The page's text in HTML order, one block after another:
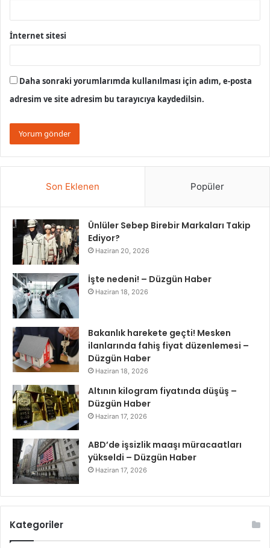
İnternet sitesi
Daha sonraki yorumlarımda kullanılması için adım, e-posta
adresim ve site adresim bu tarayıcıya kaydedilsin.
Son Eklenen Popüler
Ünlüler Sebep Birebir Markaları Takip
Ediyor?
Haziran 20, 2026
İşte nedeni! – Düzgün Haber
Haziran 18, 2026
Bakanlık harekete geçti! Mesken
ilanlarında fahiş fiyat düzenlemesi –
Düzgün Haber
Haziran 18, 2026
Altının kilogram fiyatında düşüş –
Düzgün Haber
Haziran 17, 2026
ABD’de işsizlik maaşı müracaatları
yükseldi – Düzgün Haber
Haziran 17, 2026
Kategoriler